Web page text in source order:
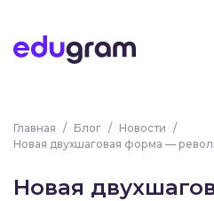
Главная / Блог / Новости /
Новая двухшаговая форма —
Новая